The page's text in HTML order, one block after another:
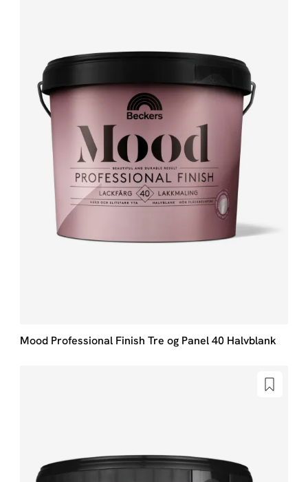
Mood Professional Finish Tre og Panel 40 Halvblank